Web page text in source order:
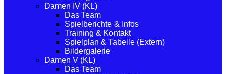
Damen IV (KL)
Das Team
Spielberichte & Infos
Training & Kontakt
Spielplan & Tabelle (Extern)
Bildergalerie
Damen V (KL)
Das Team